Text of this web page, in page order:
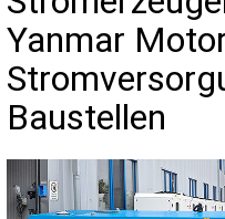
Yanmar
Baustellen